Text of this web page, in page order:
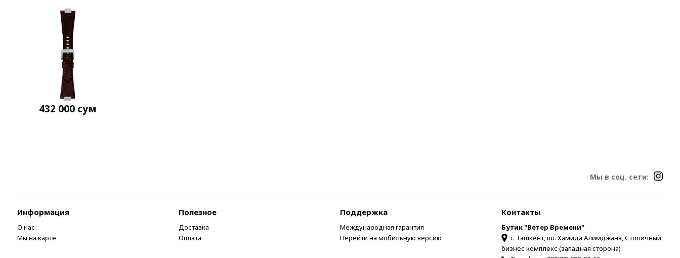
432 000 сум
Мы в соц. сети:
Информация
О нас
Мы на карте
Полезное
Доставка
Оплата
Поддержка
Международная гарантия
Перейти на мобильную версию
Контакты
Бутик "Ветер Времени"
г. Ташкент, пл. Хамида Алимджана, Столичный
бизнес комплекс (западная сторона)